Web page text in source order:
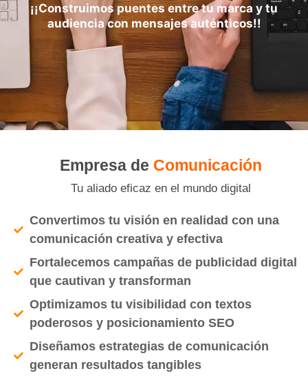
¡¡Construimos puentes entre tu marca y tu
audiencia con mensajes auténticos!!
Empresa de Comunicación
Tu aliado eficaz en el mundo digital
Convertimos tu visión en realidad con una
comunicación creativa y efectiva
Fortalecemos campañas de publicidad digital
que cautivan y transforman
Optimizamos tu visibilidad con textos
poderosos y posicionamiento SEO
Diseñamos estrategias de comunicación
generan resultados tangibles